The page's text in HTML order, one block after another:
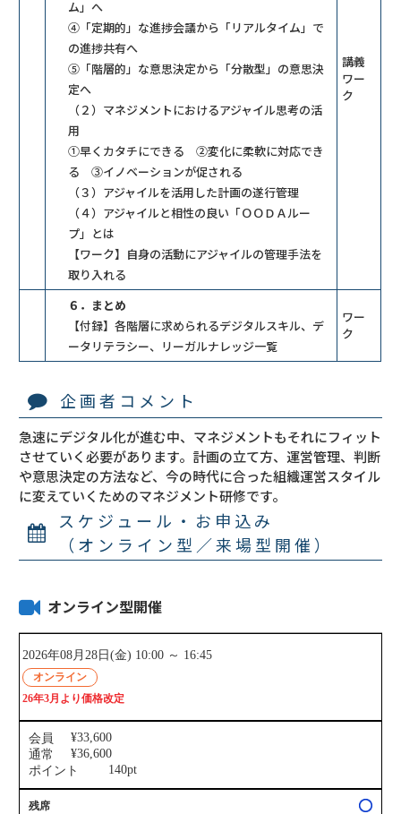
ム」へ
④「定期的」な進捗会議から「リアルタイム」で
の進捗共有へ
⑤「階層的」な意思決定から「分散型」の意思決
定へ
（２）マネジメントにおけるアジャイル思考の活
用
①早くカタチにできる ②変化に柔軟に対応でき
る ③イノベーションが促される
（３）アジャイルを活用した計画の遂行管理
（４）アジャイルと相性の良い「ＯＯＤＡルー
プ」とは
【ワーク】自身の活動にアジャイルの管理手法を
取り入れる
講義
ワー
ク
６．まとめ
【付録】各階層に求められるデジタルスキル、デ
ータリテラシー、リーガルナレッジ一覧
ワー
ク
企画者コメント
急速にデジタル化が進む中、マネジメントもそれにフィット
させていく必要があります。計画の立て方、運営管理、判断
や意思決定の方法など、今の時代に合った組織運営スタイル
に変えていくためのマネジメント研修です。
スケジュール・お申込み
（オンライン型／来場型開催）
オンライン型開催